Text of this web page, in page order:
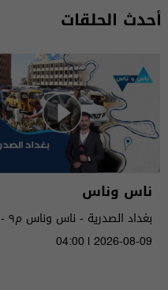
أحدث الحلقات
ناس وناس
بغداد الصدرية - ناس وناس م٩ -
الحلقة ٩٦ | الموسم 9
04:00 | 2026-08-09